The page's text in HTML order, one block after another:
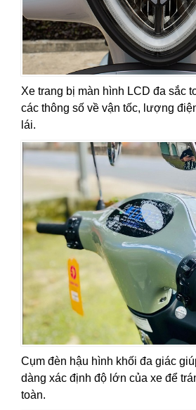
Xe trang bị màn hình LCD đa sắc
các thông số về vận tốc, lượng
lái.
Cụm đèn hậu hình khối đa giác
dàng xác định độ lớn của xe để
toàn.